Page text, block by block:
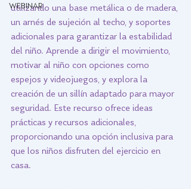
WEBINAR
utilizando una base metálica o de madera,
un arnés de sujeción al techo, y soportes
adicionales para garantizar la estabilidad
del niño. Aprende a dirigir el movimiento,
motivar al niño con opciones como
espejos y videojuegos, y explora la
creación de un sillín adaptado para mayor
seguridad. Este recurso ofrece ideas
prácticas y recursos adicionales,
proporcionando una opción inclusiva para
que los niños disfruten del ejercicio en
casa.